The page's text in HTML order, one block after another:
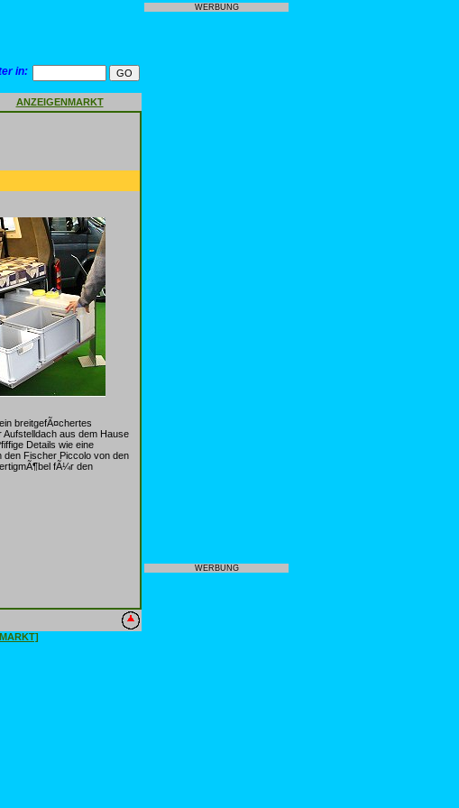
in:
ANZEIGENMARKT
breitgefÃ¤chertes
aus dem Hause
Details wie eine
Fischer Piccolo von den
fÃ¼r den
WERBUNG
WERBUNG